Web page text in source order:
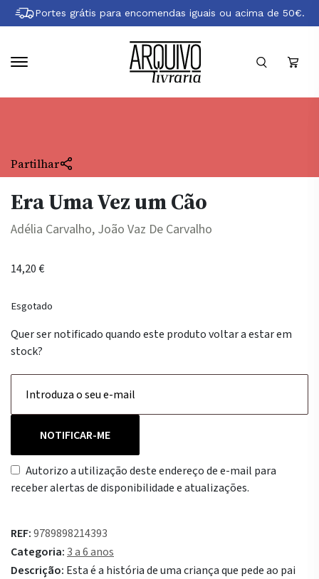
Pular
para
principal
Portes grátis para encomendas iguais ou acima de 50€.
Partilhar
Era Uma Vez um Cão
Adélia Carvalho, João Vaz De Carvalho
14,20€
Esgotado
Quer ser notificado quando este produto voltar a estar em
stock?
NOTIFICAR-ME
Autorizo a utilização deste endereço de e-mail para
receber alertas de disponibilidade e atualizações.
REF:9789898214393
Categoria:3 a 6 anos
Descrição: Esta é a história de uma criança que pede ao pai